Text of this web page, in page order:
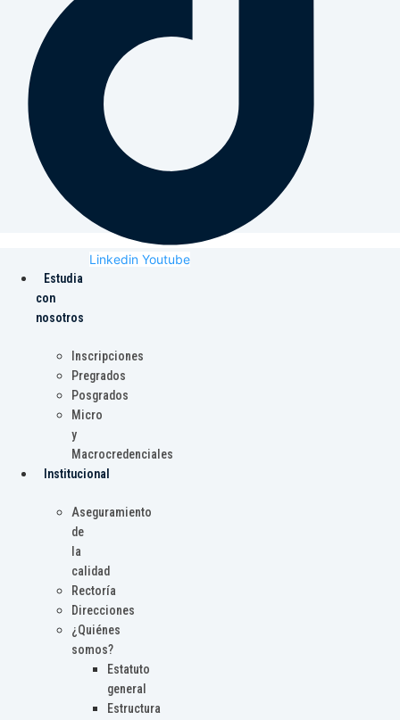
Linkedin Youtube
Estudia
con
nosotros
Inscripciones
Pregrados
Posgrados
Micro
y
Macrocredenciales
Institucional
Aseguramiento
de
la
calidad
Rectoría
Direcciones
¿Quiénes
somos?
Estatuto
general
Estructura